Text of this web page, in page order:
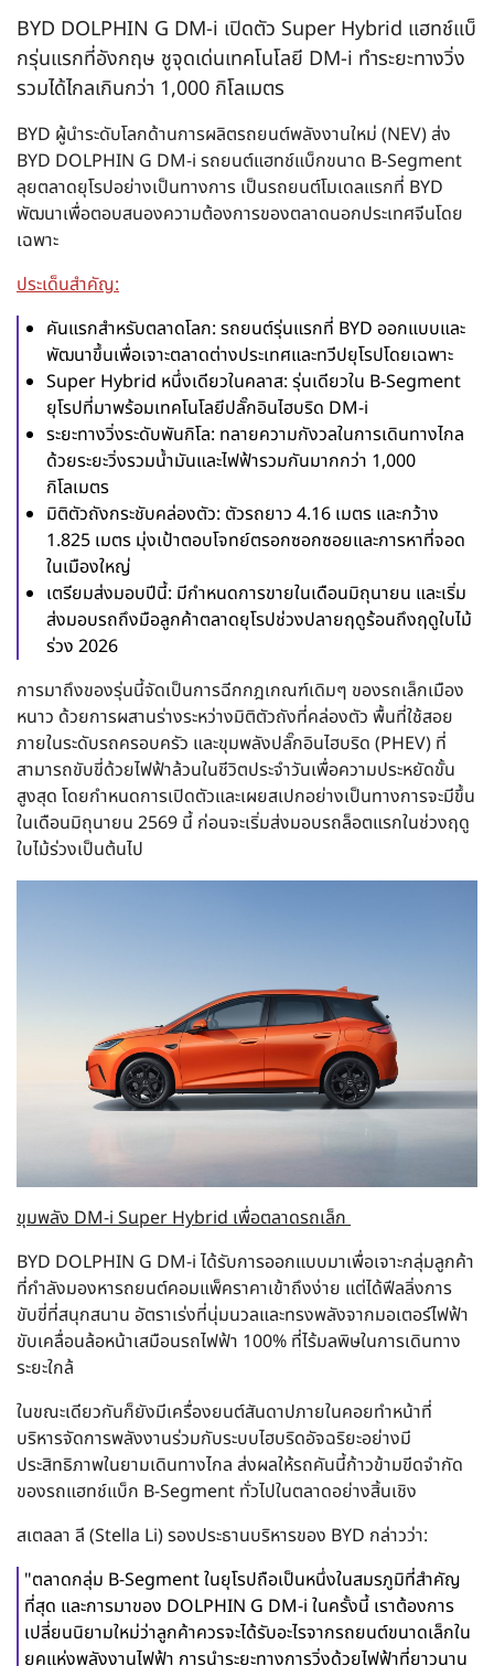
BYD DOLPHIN G DM-i เปิดตัว Super Hybrid แฮทช์แบ็
กรุ่นแรกที่อังกฤษ ชูจุดเด่นเทคโนโลยี DM-i ทำระยะทางวิ่ง
รวมได้ไกลเกินกว่า 1,000 กิโลเมตร
BYD ผู้นำระดับโลกด้านการผลิตรถยนต์พลังงานใหม่ (NEV) ส่ง
BYD DOLPHIN G DM-i รถยนต์แฮทช์แบ็กขนาด B-Segment
ลุยตลาดยุโรปอย่างเป็นทางการ เป็นรถยนต์โมเดลแรกที่ BYD
พัฒนาเพื่อตอบสนองความต้องการของตลาดนอกประเทศจีนโดย
เฉพาะ
ประเด็นสำคัญ:
คันแรกสำหรับตลาดโลก: รถยนต์รุ่นแรกที่ BYD ออกแบบและ
พัฒนาขึ้นเพื่อเจาะตลาดต่างประเทศและทวีปยุโรปโดยเฉพาะ
Super Hybrid หนึ่งเดียวในคลาส: รุ่นเดียวใน B-Segment
ยุโรปที่มาพร้อมเทคโนโลยีปลั๊กอินไฮบริด DM-i
ระยะทางวิ่งระดับพันกิโล: ทลายความกังวลในการเดินทางไกล
ด้วยระยะวิ่งรวมน้ำมันและไฟฟ้ารวมกันมากกว่า 1,000
กิโลเมตร
มิติตัวถังกระชับคล่องตัว: ตัวรถยาว 4.16 เมตร และกว้าง
1.825 เมตร มุ่งเป้าตอบโจทย์ตรอกซอกซอยและการหาที่จอด
ในเมืองใหญ่
เตรียมส่งมอบปีนี้: มีกำหนดการขายในเดือนมิถุนายน และเริ่ม
ส่งมอบรถถึงมือลูกค้าตลาดยุโรปช่วงปลายฤดูร้อนถึงฤดูใบไม้
ร่วง 2026
การมาถึงของรุ่นนี้จัดเป็นการฉีกกฎเกณฑ์เดิมๆ ของรถเล็กเมือง
หนาว ด้วยการผสานร่างระหว่างมิติตัวถังที่คล่องตัว พื้นที่ใช้สอย
ภายในระดับรถครอบครัว และขุมพลังปลั๊กอินไฮบริด (PHEV) ที่
สามารถขับขี่ด้วยไฟฟ้าล้วนในชีวิตประจำวันเพื่อความประหยัดขั้น
สูงสุด โดยกำหนดการเปิดตัวและเผยสเปกอย่างเป็นทางการจะมีขึ้น
ในเดือนมิถุนายน 2569 นี้ ก่อนจะเริ่มส่งมอบรถล็อตแรกในช่วงฤดู
ใบไม้ร่วงเป็นต้นไป
ขุมพลัง DM-i Super Hybrid เพื่อตลาดรถเล็ก
BYD DOLPHIN G DM-i ได้รับการออกแบบมาเพื่อเจาะกลุ่มลูกค้า
ที่กำลังมองหารถยนต์คอมแพ็คราคาเข้าถึงง่าย แต่ได้ฟีลลิ่งการ
ขับขี่ที่สนุกสนาน อัตราเร่งที่นุ่มนวลและทรงพลังจากมอเตอร์ไฟฟ้า
ขับเคลื่อนล้อหน้าเสมือนรถไฟฟ้า 100% ที่ไร้มลพิษในการเดินทาง
ระยะใกล้
ในขณะเดียวกันก็ยังมีเครื่องยนต์สันดาปภายในคอยทำหน้าที่
บริหารจัดการพลังงานร่วมกับระบบไฮบริดอัจฉริยะอย่างมี
ประสิทธิภาพในยามเดินทางไกล ส่งผลให้รถคันนี้ก้าวข้ามขีดจำกัด
ของรถแฮทช์แบ็ก B-Segment ทั่วไปในตลาดอย่างสิ้นเชิง
สเตลลา ลี (Stella Li) รองประธานบริหารของ BYD กล่าวว่า:
"ตลาดกลุ่ม B-Segment ในยุโรปถือเป็นหนึ่งในสมรภูมิที่สำคัญ
ที่สุด และการมาของ DOLPHIN G DM-i ในครั้งนี้ เราต้องการ
เปลี่ยนนิยามใหม่ว่าลูกค้าควรจะได้รับอะไรจากรถยนต์ขนาดเล็กใน
ยุคแห่งพลังงานไฟฟ้า การนำระยะทางการวิ่งด้วยไฟฟ้าที่ยาวนาน